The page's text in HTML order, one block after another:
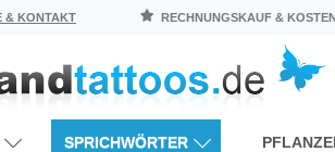
& KONTAKT RECHNUNGSKAUF &
SPRICHWÖRTER